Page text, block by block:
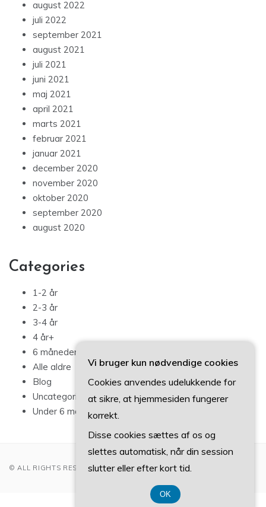
august 2022
juli 2022
september 2021
august 2021
juli 2021
juni 2021
maj 2021
april 2021
marts 2021
februar 2021
januar 2021
december 2020
november 2020
oktober 2020
september 2020
august 2020
Categories
1-2 år
2-3 år
3-4 år
4 år+
6 måneder – 1 år
Alle aldre
Blog
Uncategorized
Under 6 måneder
© ALL RIGHTS RESERVED 2022
Vi bruger kun nødvendige cookies
Cookies anvendes udelukkende for
at sikre, at hjemmesiden fungerer
korrekt.
Disse cookies sættes af os og
slettes automatisk, når din session
slutter eller efter kort tid.
OK